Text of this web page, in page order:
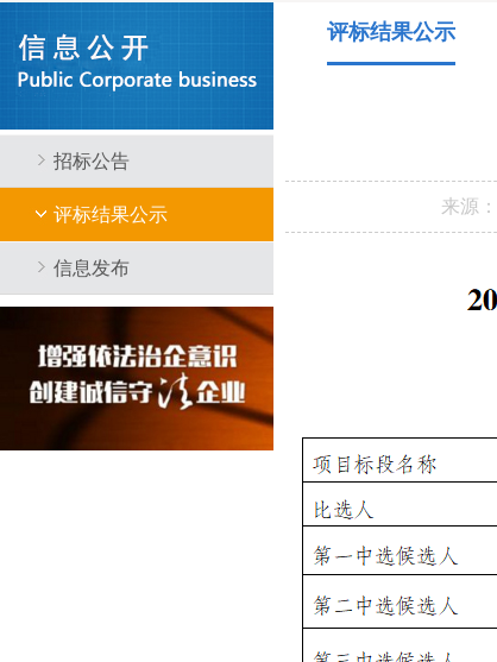
招标公告
评标结果公示
信息发布
评标结果公示
来源：